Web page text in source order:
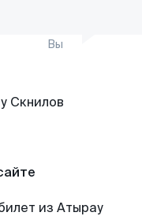
Вы
из Атырау